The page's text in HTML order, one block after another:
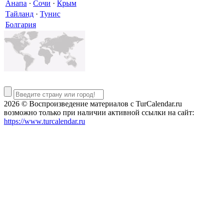
Анапа · Сочи · Крым
Тайланд · Тунис
Болгария
2026 © Воспроизведение материалов c TurCalendar.ru
возможно только при наличии активной ссылки на сайт:
https://www.turcalendar.ru